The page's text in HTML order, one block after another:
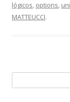
o
o
lógicos, options,
MATTEUCCI.
u